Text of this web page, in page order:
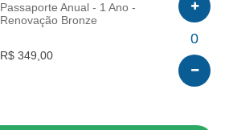
Passaporte Anual - 1 Ano -
Renovação Bronze
R$ 349,00
0